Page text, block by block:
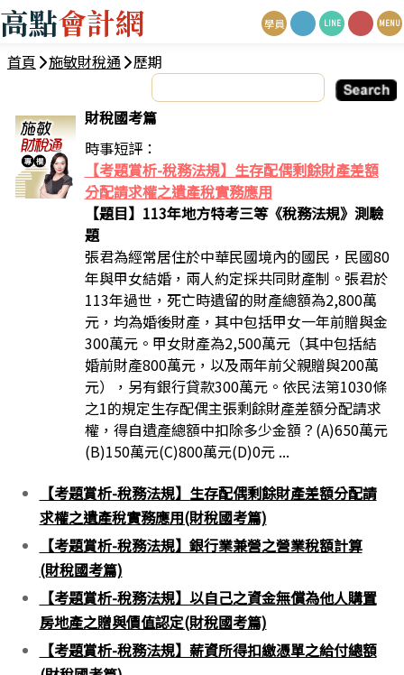
高點會計網 學員 LINE MENU
首頁 施敏財稅通 歷期
財稅國考篇
時事短評：
【考題賞析-稅務法規】生存配偶剩餘財產差額
分配請求權之遺產稅實務應用
【題目】113年地方特考三等《稅務法規》測驗
題
張君為經常居住於中華民國境內的國民，民國80
年與甲女結婚，兩人約定採共同財產制。張君於
113年過世，死亡時遺留的財產總額為2,800萬
元，均為婚後財產，其中包括甲女一年前贈與金
300萬元。甲女財產為2,500萬元（其中包括結
婚前財產800萬元，以及兩年前父親贈與200萬
元），另有銀行貸款300萬元。依民法第1030條
之1的規定生存配偶主張剩餘財產差額分配請求
權，得自遺產總額中扣除多少金額？(A)650萬元
(B)150萬元(C)800萬元(D)0元 ...
【考題賞析-稅務法規】生存配偶剩餘財產差額分配請
求權之遺產稅實務應用(財稅國考篇)
【考題賞析-稅務法規】銀行業兼營之營業稅額計算
(財稅國考篇)
【考題賞析-稅務法規】以自己之資金無償為他人購置
房地產之贈與價值認定(財稅國考篇)
【考題賞析-稅務法規】薪資所得扣繳憑單之給付總額